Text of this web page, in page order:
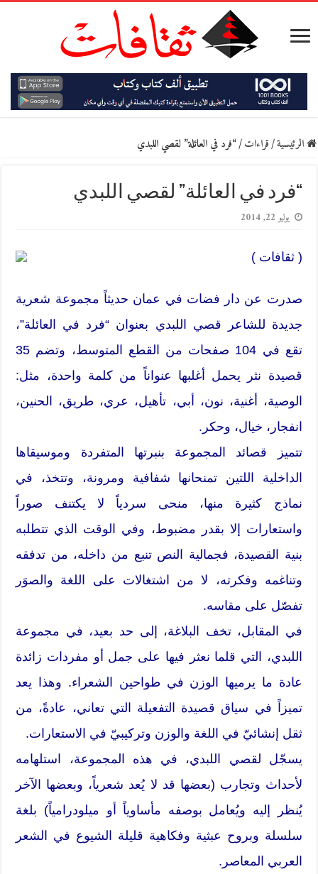
الرئيسية/قراءات/“فرد في العائلة” لقصي اللبدي
“فرد في العائلة” لقصي اللبدي
يوليو 22, 2014
( ثقافات )
صدرت عن دار فضات في عمان حديثاً مجموعة شعرية
جديدة للشاعر قصي اللبدي بعنوان “فرد في العائلة”،
تقع في 104 صفحات من القطع المتوسط، وتضم 35
قصيدة نثر يحمل أغلبها عنواناً من كلمة واحدة، مثل:
الوصية، أغنية، نون، أبي، تأهيل، عري، طريق، الحنين،
انفجار، خيال، وحكر.
تتميز قصائد المجموعة بنبرتها المتفردة وموسيقاها
الداخلية اللتين تمنحانها شفافية ومرونة، وتتخذ، في
نماذج كثيرة منها، منحى سردياً لا يكتنف صوراً
واستعارات إلا بقدر مضبوط، وفي الوقت الذي تتطلبه
بنية القصيدة، فجمالية النص تنبع من داخله، من تدفقه
وتناغمه وفكرته، لا من اشتغالات على اللغة والصوَر
تفصّل على مقاسه.
في المقابل، تخف البلاغة، إلى حد بعيد، في مجموعة
اللبدي، التي قلما نعثر فيها على جمل أو مفردات زائدة
عادة ما يرميها الوزن في طواحين الشعراء. وهذا يعد
تميزاً في سياق قصيدة التفعيلة التي تعاني، عادةً، من
ثقل إنشائيّ في اللغة والوزن وتركيبيّ في الاستعارات.
يسجّل لقصي اللبدي، في هذه المجموعة، استلهامه
لأحداث وتجارب (بعضها قد لا يُعد شعرياً، وبعضها الآخر
يُنظر إليه ويُعامل بوصفه مأساوياً أو ميلودرامياً) بلغة
سلسلة وبروح عبثية وفكاهية قليلة الشيوع في الشعر
العربي المعاصر.